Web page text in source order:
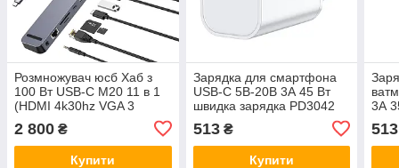
Розмножувач юсб Хаб з
100 Вт USB-C M20 11 в 1
(HDMI 4k30hz VGA 3
USB3.0 RJ45 SD-TF Card
Reader USB-C PD 3.5 мм)
Choetech 43-00154
2 800 ₴
Купити
Зарядка для смартфона
USB-C 5В-20В 3А 45 Вт
швидка зарядка PD3042
PD45W wall charger White
Choetech 43-00156
513₴
Купити
3А
43-
513